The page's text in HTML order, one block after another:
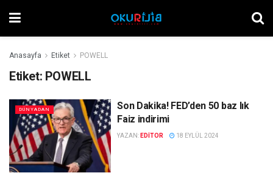
Anasayfa Etiket POWELL
Etiket: POWELL
DÜNYADAN
Son Dakika! FED’den 50 baz lık
Faiz indirimi
YAZAN: EDITOR 18 EYLÜL 2024